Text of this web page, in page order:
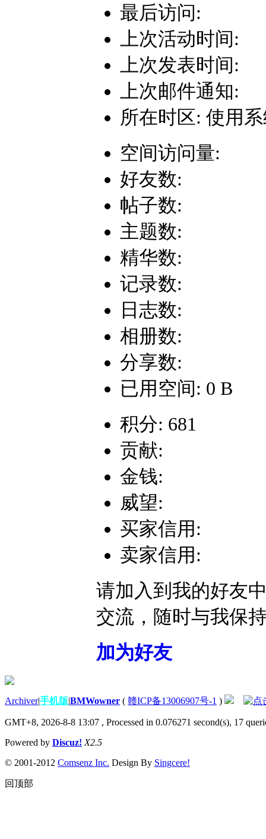
最后访问:
上次活动时间:
上次发表时间:
上次邮件通知:
所在时区: 使用
空间访问量:
好友数:
帖子数:
主题数:
精华数:
记录数:
日志数:
相册数:
分享数:
已用空间: 0 B
积分: 681
贡献:
金钱:
威望:
买家信用:
卖家信用:
请加入到我的好友
交流，随时与我保
加为好友
Archiver|手机版|BMWowner ( 赣ICP备13006907号-1 )
GMT+8, 2026-8-8 13:07 , Processed in 0.076271 second(s), 17
Powered by Discuz! X2.5
© 2001-2012 Comsenz Inc. Design By Singcere!
回顶部